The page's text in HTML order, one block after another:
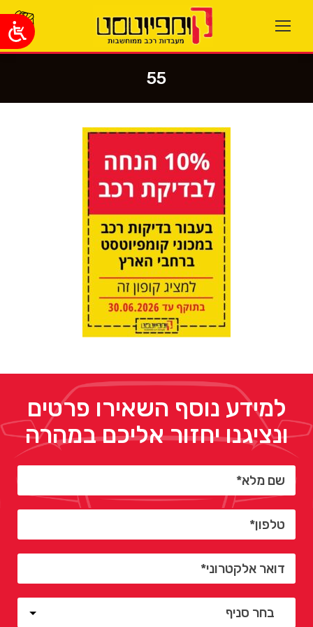
55
You are here:
למידע נוסף השאירו פרטים
ונציגנו יחזור אליכם במהרה